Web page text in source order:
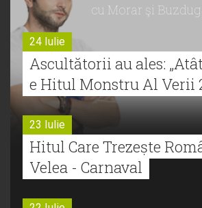
cu Morar şi
24 Iulie
Ascultătorii au ales:
e Hitul Monstru Al Verii
23 Iulie
Hitul Care Trezește
Velea - Carnaval